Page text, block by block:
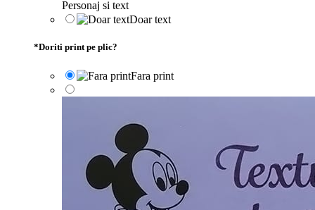
Personaj si text
Doar text
*Doriti print pe plic?
Fara print